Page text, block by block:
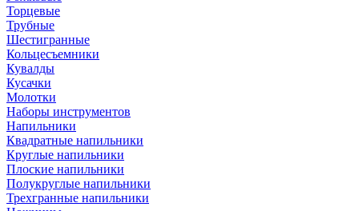
Торцевые
Трубные
Шестигранные
Кольцесъемники
Кувалды
Кусачки
Молотки
Наборы инструментов
Напильники
Квадратные напильники
Круглые напильники
Плоские напильники
Полукруглые напильники
Трехгранные напильники